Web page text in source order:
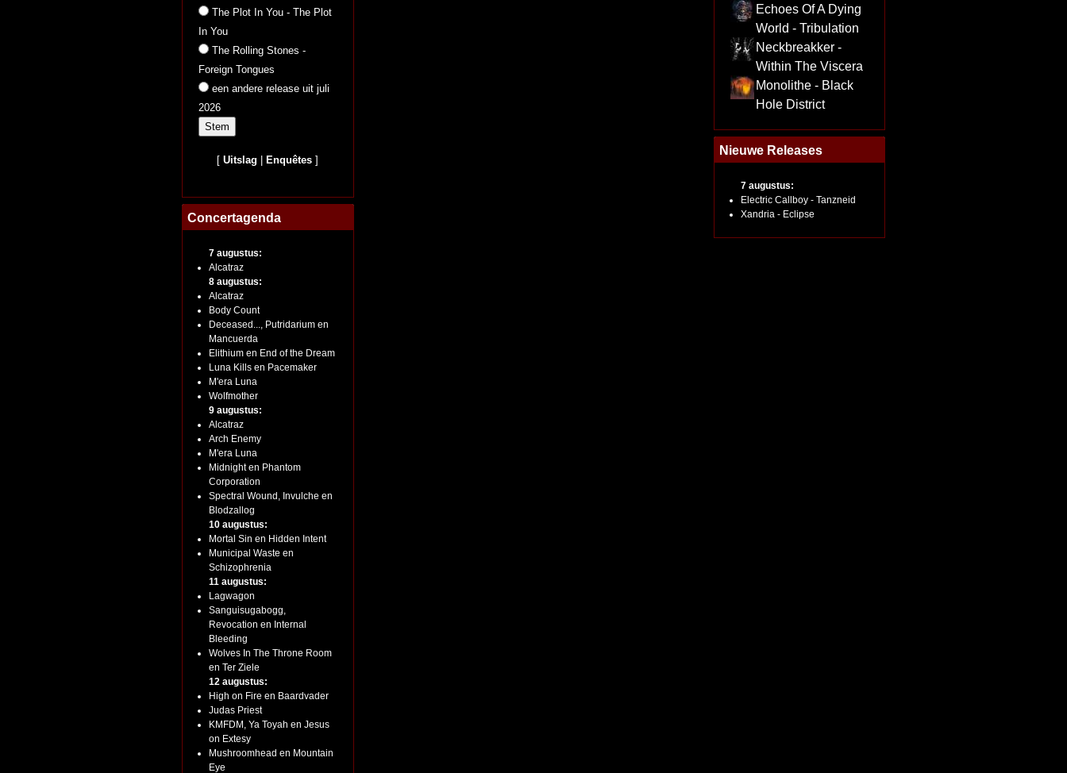
The Plot In You - The Plot
In You
The Rolling Stones -
Foreign Tongues
een andere release uit juli
2026
[Uitslag Enquêtes ]
Concertagenda
7 augustus:
Alcatraz
8 augustus:
Alcatraz
Body Count
Deceased..., Putridarium en
Mancuerda
Elithium en End of the Dream
Luna Kills en Pacemaker
M'era Luna
Wolfmother
9 augustus:
Alcatraz
Arch Enemy
M'era Luna
Midnight en Phantom
Corporation
Spectral Wound, Invulche en
Blodzallog
10 augustus:
Mortal Sin en Hidden Intent
Municipal Waste en
Schizophrenia
11 augustus:
Lagwagon
Sanguisugabogg,
Revocation en Internal
Bleeding
Wolves In The Throne Room
en Ter Ziele
12 augustus:
High on Fire en Baardvader
Judas Priest
KMFDM, Ya Toyah en Jesus
on Extesy
Mushroomhead en Mountain
Eye
Echoes Of A Dying
World - Tribulation
Neckbreakker -
Within The Viscera
Monolithe - Black
Hole District
Nieuwe Releases
7 augustus:
Electric Callboy - Tanzneid
Xandria - Eclipse